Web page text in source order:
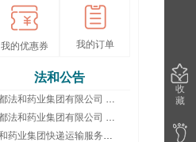
我的优惠券 我的订单
法和公告
成都法和药业集团有限公司 药械冷链验证服务项目中标结果公示
成都法和药业集团有限公司 关于药械冷链验证服务项目供应商遴选公告
法和药业集团快递运输服务项目中标结果公示
收
藏